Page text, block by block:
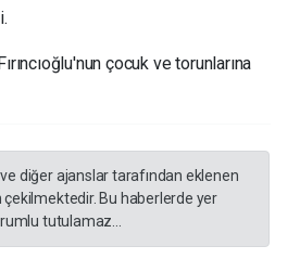
çocuk ve torunlarına
diğer ajanslar tarafından eklenen
Bu haberlerde yer
tutulamaz...